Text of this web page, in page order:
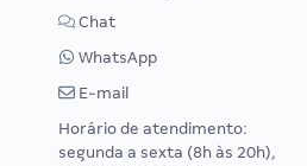
Chat
WhatsApp
E-mail
Horário de atendimento:
segunda a sexta (8h às 20h),